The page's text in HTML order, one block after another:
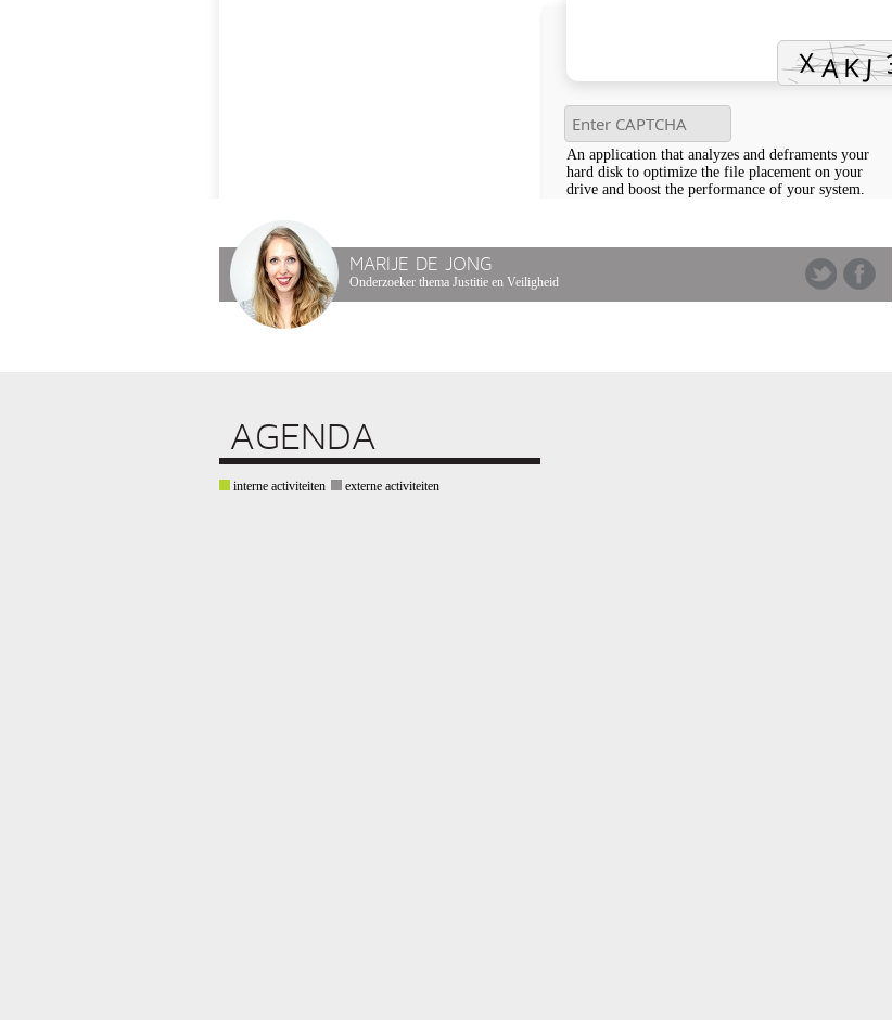
An application that analyzes and deframents your
hard disk to optimize the file placement on your
drive and boost the performance of your system.
MARIJE DE JONG
Onderzoeker thema Justitie en Veiligheid
AGENDA
interne activiteiten externe activiteiten